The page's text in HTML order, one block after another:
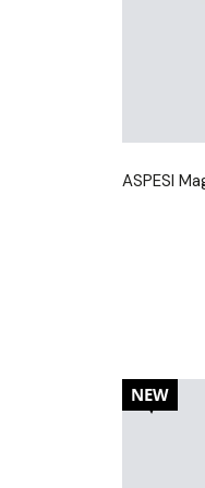
ASPESI
20%
NEW